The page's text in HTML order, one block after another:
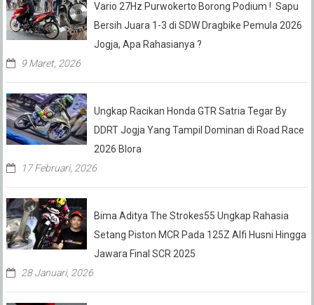
Vario 27Hz Purwokerto Borong Podium ! Sapu
Bersih Juara 1-3 di SDW Dragbike Pemula 2026
Jogja, Apa Rahasianya ?
9 Maret, 2026
Ungkap Racikan Honda GTR Satria Tegar By
DDRT Jogja Yang Tampil Dominan di Road Race
2026 Blora
17 Februari, 2026
Bima Aditya The Strokes55 Ungkap Rahasia
Setang Piston MCR Pada 125Z Alfi Husni Hingga
Jawara Final SCR 2025
28 Januari, 2026